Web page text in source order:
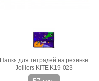
Папка для тетрадей на резинке
Jolliers KITE K19-023